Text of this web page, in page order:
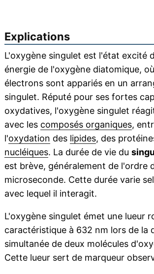
Explications
L'oxygène singulet est l'état excité
énergie de l'oxygène diatomique,
électrons sont appariés en un
singulet. Réputé pour ses fortes
oxydatives, l'oxygène singulet
avec les composés organiques,
l'oxydation des lipides, des
nucléiques. La durée de vie du
est brève, généralement de l'ordre
microseconde. Cette durée varie
avec lequel il interagit.
L'oxygène singulet émet une lueur
caractéristique à 632 nm lors de la
simultanée de deux molécules
Cette lueur sert de marqueur